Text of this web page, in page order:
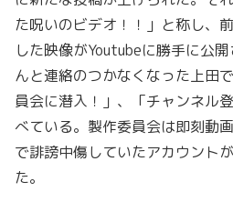
た呪いのビデオ！！」と称し、
した映像がYoutubeに勝手に公
んと連絡のつかなくなった上田
員会に潜入！」、「チャンネル
べている。製作委員会は即刻動
で誹謗中傷していたアカウント
た。